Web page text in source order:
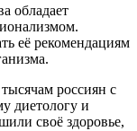
обладает
её рекомендациям
россиян с
диетологу и
своё здоровье,